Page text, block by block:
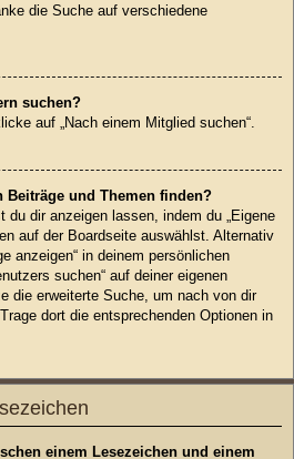
die Suche auf verschiedene
suchen?
auf „Nach einem Mitglied suchen“.
Beiträge und Themen finden?
du dir anzeigen lassen, indem du „Eigene
auf der Boardseite auswählst. Alternativ
anzeigen“ in deinem persönlichen
suchen“ auf deiner eigenen
die erweiterte Suche, um nach von dir
dort die entsprechenden Optionen in
einem Lesezeichen und einem